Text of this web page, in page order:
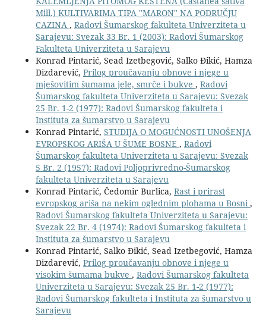
Mill.) KULTIVARIMA TIPA "MARON" NA PODRUČJU
CAZINA , Radovi Šumarskog fakulteta Univerziteta u
Sarajevu: Svezak 33 Br. 1 (2003): Radovi Šumarskog
Fakulteta Univerziteta u Sarajevu
Konrad Pintarić, Sead Izetbegović, Salko Đikić, Hamza
Dizdarević, Prilog proučavanju obnove i njege u
mješovitim šumama jele, smrče i bukve , Radovi
Šumarskog fakulteta Univerziteta u Sarajevu: Svezak
25 Br. 1-2 (1977): Radovi Šumarskog fakulteta i
Instituta za šumarstvo u Sarajevu
Konrad Pintarić, STUDIJA O MOGUĆNOSTI UNOŠENJA
EVROPSKOG ARIŠA U ŠUME BOSNE , Radovi
Šumarskog fakulteta Univerziteta u Sarajevu: Svezak
5 Br. 2 (1957): Radovi Poljoprivredno-Šumarskog
fakulteta Univerziteta u Sarajevu
Konrad Pintarić, Čedomir Burlica, Rast i prirast
evropskog ariša na nekim oglednim plohama u Bosni,
Radovi Šumarskog fakulteta Univerziteta u Sarajevu:
Svezak 22 Br. 4 (1974): Radovi Šumarskog fakulteta i
Instituta za šumarstvo u Sarajevu
Konrad Pintarić, Salko Đikić, Sead Izetbegović, Hamza
Dizdarević, Prilog proučavanju obnove i njege u
visokim šumama bukve , Radovi Šumarskog fakulteta
Univerziteta u Sarajevu: Svezak 25 Br. 1-2 (1977):
Radovi Šumarskog fakulteta i Instituta za šumarstvo u
Sarajevu